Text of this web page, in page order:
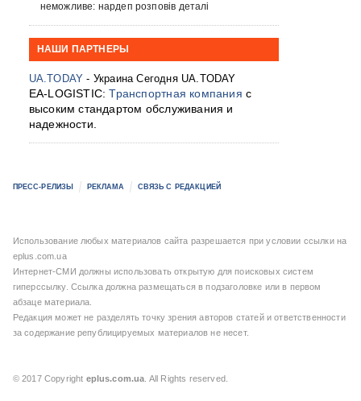
неможливе: нардеп розповів деталі
НАШИ ПАРТНЕРЫ
UA.TODAY - Украина Сегодня UA.TODAY
EA-LOGISTIC:Транспортная компания с
высоким стандартом обслуживания и
надежности.
ПРЕСС-РЕЛИЗЫ РЕКЛАМА СВЯЗЬ С РЕДАКЦИЕЙ
Использование любых материалов сайта разрешается при условии ссылки на
eplus.com.ua
Интернет-СМИ должны использовать открытую для поисковых систем
гиперссылку. Ссылка должна размещаться в подзаголовке или в первом
абзаце материала.
Редакция может не разделять точку зрения авторов статей и ответственности
за содержание републицируемых материалов не несет.
© 2017 Copyright eplus.com.ua . All Rights reserved.